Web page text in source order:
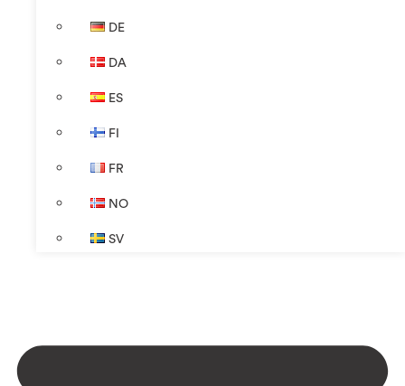
DE
DA
ES
FI
FR
NO
SV